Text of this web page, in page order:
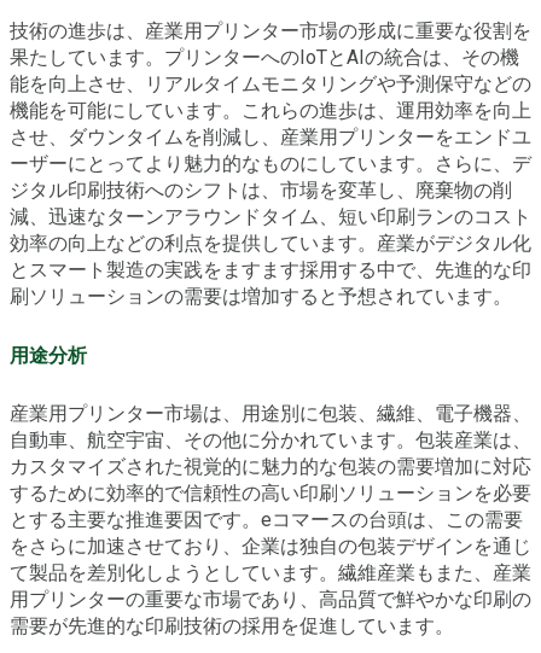
技術の進歩は、産業用プリンター市場の形成に重要な役割を
果たしています。プリンターへのIoTとAIの統合は、その機
能を向上させ、リアルタイムモニタリングや予測保守などの
機能を可能にしています。これらの進歩は、運用効率を向上
させ、ダウンタイムを削減し、産業用プリンターをエンドユ
ーザーにとってより魅力的なものにしています。さらに、デ
ジタル印刷技術へのシフトは、市場を変革し、廃棄物の削
減、迅速なターンアラウンドタイム、短い印刷ランのコスト
効率の向上などの利点を提供しています。産業がデジタル化
とスマート製造の実践をますます採用する中で、先進的な印
刷ソリューションの需要は増加すると予想されています。
用途分析
産業用プリンター市場は、用途別に包装、繊維、電子機器、
自動車、航空宇宙、その他に分かれています。包装産業は、
カスタマイズされた視覚的に魅力的な包装の需要増加に対応
するために効率的で信頼性の高い印刷ソリューションを必要
とする主要な推進要因です。eコマースの台頭は、この需要
をさらに加速させており、企業は独自の包装デザインを通じ
て製品を差別化しようとしています。繊維産業もまた、産業
用プリンターの重要な市場であり、高品質で鮮やかな印刷の
需要が先進的な印刷技術の採用を促進しています。